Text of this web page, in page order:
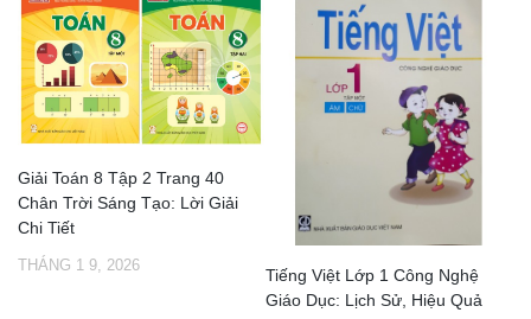
Giải Toán 8 Tập 2 Trang 40
Chân Trời Sáng Tạo: Lời Giải
Chi Tiết
THÁNG 1 9, 2026
Tiếng Việt Lớp 1 Công Nghệ
Giáo Dục: Lịch Sử, Hiệu Quả